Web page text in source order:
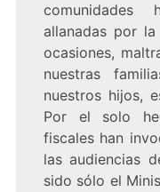
comunidades
allanadas por
ocasiones,
nuestras
nuestros hijos,
Por el solo
fiscales han
las audiencias
sido sólo el